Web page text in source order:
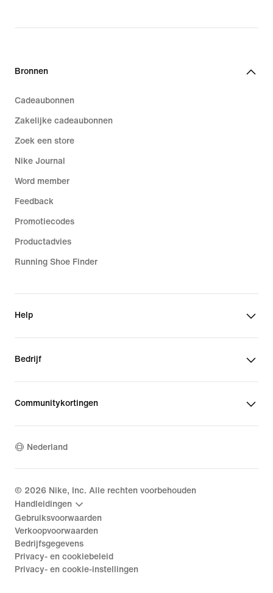
Bronnen
Cadeaubonnen
Zakelijke cadeaubonnen
Zoek een store
Nike Journal
Word member
Feedback
Promotiecodes
Productadvies
Running Shoe Finder
Help
Bedrijf
Communitykortingen
Nederland
© 2026 Nike, Inc. Alle rechten voorbehouden
Handleidingen
Gebruiksvoorwaarden
Verkoopvoorwaarden
Bedrijfsgegevens
Privacy- en cookiebeleid
Privacy- en cookie-instellingen